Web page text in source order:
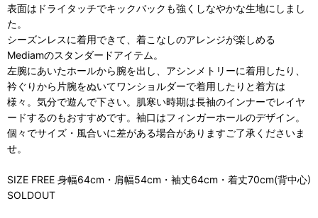
表面はドライタッチでキックバックも強くしなやかな生地にしまし
た。
シーズンレスに着用できて、着こなしのアレンジが楽しめる
Mediamのスタンダードアイテム。
左腕にあいたホールから腕を出し、アシンメトリーに着用したり、
衿ぐりから片腕をぬいてワンショルダーで着用したりと着方は
様々。気分で遊んで下さい。肌寒い時期は長袖のインナーでレイヤ
ードするのもおすすめです。袖口はフィンガーホールのデザイン。
個々でサイズ・風合いに差がある場合がありますご了承くださいま
せ。
SIZE FREE 身幅64cm・肩幅54cm・袖丈64cm・着丈70cm(背中心)
SOLDOUT